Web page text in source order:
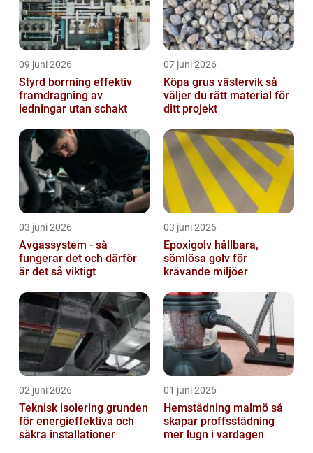
09 juni 2026
Styrd borrning effektiv
framdragning av
ledningar utan schakt
07 juni 2026
Köpa grus västervik så
väljer du rätt material för
ditt projekt
03 juni 2026
Avgassystem - så
fungerar det och därför
är det så viktigt
03 juni 2026
Epoxigolv hållbara,
sömlösa golv för
krävande miljöer
02 juni 2026
Teknisk isolering grunden
för energieffektiva och
säkra installationer
01 juni 2026
Hemstädning malmö så
skapar proffsstädning
mer lugn i vardagen